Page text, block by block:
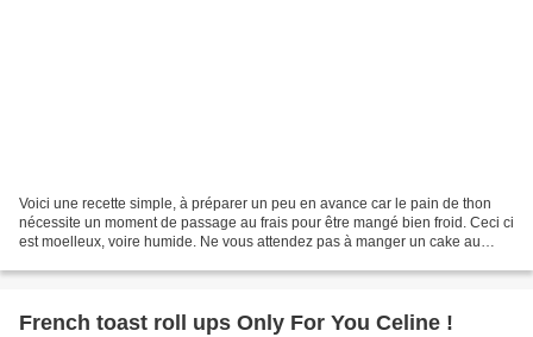
Voici une recette simple, à préparer un peu en avance car le pain de thon
nécessite un moment de passage au frais pour être mangé bien froid. Ceci ci
est moelleux, voire humide. Ne vous attendez pas à manger un cake au
French toast roll ups Only For You Celine !